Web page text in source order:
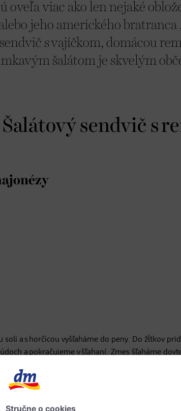
oveľa viac ako len nejaké
jeho amerického bratranca
s vajíčkom, domácou
šalátom je skvelým
sendvič s
a s horčicou vyšľaháme do peny. Do žĺtkov
a pokračujeme v šľahaní. Zmes šľaháme
soľou, korením a citrónovou šťavou.
a štipku soli vložíme do vysokej nádoby a
mixérom. Postupne pridávame olej a